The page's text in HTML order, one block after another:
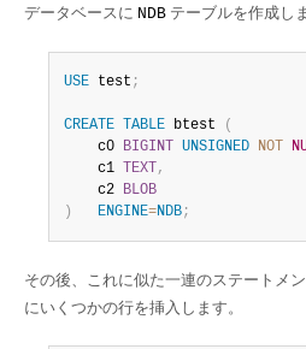
データベースに NDB テーブルを作成し
USE test ;
CREATE TABLE btest
(
    c0
BIGINT UNSIGNED NOT
    c1
TEXT ,
    c2
BLOB
)
ENGINE=NDB;
その後、これに似た一連のステートメ
にいくつかの行を挿入します。